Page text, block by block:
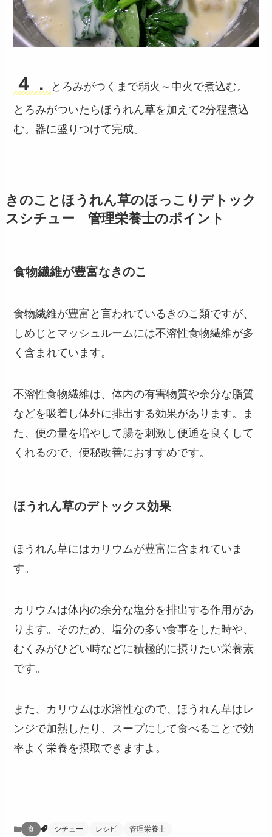
４．
とろみがつくまで弱火～中火で煮込む。
とろみがついたらほうれん草を加えて2分程煮込
む。器に盛りつけて完成。
きのことほうれん草のほっこりデトック
スシチュー 管理栄養士のポイント
食物繊維が豊富なきのこ
食物繊維が豊富と言われているきのこ類ですが、
しめじとマッシュルームには不溶性食物繊維が多
く含まれています。
不溶性食物繊維は、体内の有害物質や余分な脂質
などを吸着し体外に排出する効果があります。ま
た、便の量を増やして腸を刺激し便通を良くして
くれるので、便秘改善におすすめです。
ほうれん草のデトックス効果
ほうれん草にはカリウムが豊富に含まれていま
す。
カリウムは体内の余分な塩分を排出する作用があ
ります。そのため、塩分の多い食事をした時や、
むくみがひどい時などに積極的に摂りたい栄養素
です。
また、カリウムは水溶性なので、ほうれん草はレ
ンジで加熱したり、スープにして食べることで効
率よく栄養を摂取できますよ。
食 シチュー レシピ 管理栄養士